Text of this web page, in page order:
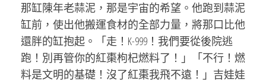
那缸陳年老蒜泥，那是宇宙的希望。他跑到蒜泥
缸前，使出他搬運食材的全部力量，將那口比他
還胖的缸抱起。「走！K-999！我們要從後院逃
跑！別再管你的紅棗枸杞燃料了！」「不行！燃
料是文明的基礎！沒了紅棗我飛不遠！」吉娃娃